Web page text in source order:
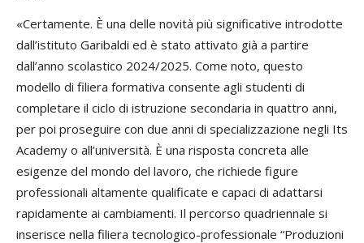
«Certamente. È una delle novità più significative introdotte
dall’istituto Garibaldi ed è stato attivato già a partire
dall’anno scolastico 2024/2025. Come noto, questo
modello di filiera formativa consente agli studenti di
completare il ciclo di istruzione secondaria in quattro anni,
per poi proseguire con due anni di specializzazione negli Its
Academy o all’università. È una risposta concreta alle
esigenze del mondo del lavoro, che richiede figure
professionali altamente qualificate e capaci di adattarsi
rapidamente ai cambiamenti. Il percorso quadriennale si
inserisce nella filiera tecnologico-professionale “Produzioni